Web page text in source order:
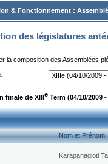
& Fonctionnement :
des législatures
la composition des Assemblées
finale de XIIIe Term (04/10/2009 -
Nom et Prénom
Karapanagioti